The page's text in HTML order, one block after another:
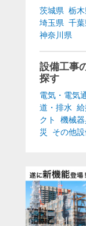
茨城県 栃木
埼玉県 千葉
神奈川県
設備工事
探す
電気・電気
道・排水
クト
機械
災
その他